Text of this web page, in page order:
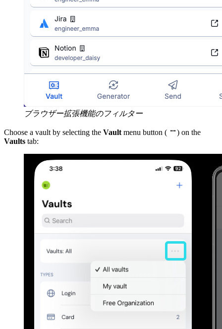
ブラウザー拡張機能のフィルター
Choose a vault by selecting the Vaultmenu button ( ) on the
Vaults tab: